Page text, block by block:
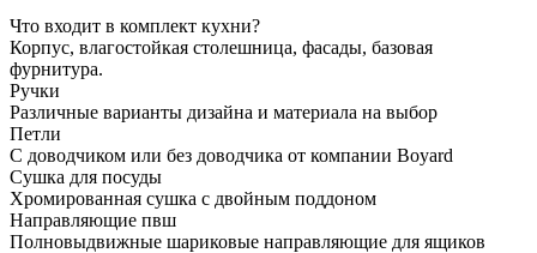
Что входит в комплект кухни?
Корпус, влагостойкая столешница, фасады, базовая
фурнитура.
Ручки
Различные варианты дизайна и материала на выбор
Петли
С доводчиком или без доводчика от компании Boyard
Сушка для посуды
Хромированная сушка с двойным поддоном
Направляющие пвш
Полновыдвижные шариковые направляющие для ящиков